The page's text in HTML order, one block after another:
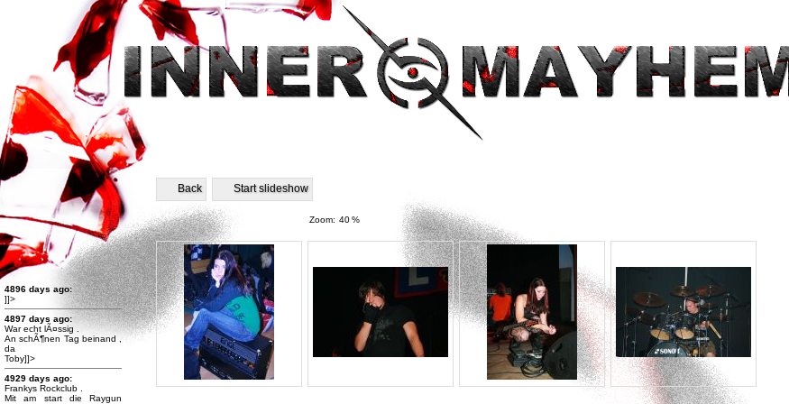
4896 days ago:
]]>
4897 days ago:
War echt lÃ¤ssig .
An schÃ¶nen Tag beinand ,
da
Toby]]>
4929 days ago:
Frankys Rockclub .
Mit am start die Raygun
Back Start slideshow
Zoom: 40%